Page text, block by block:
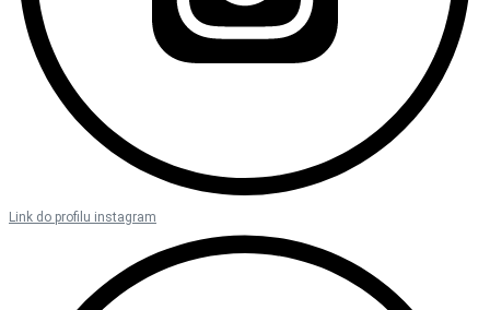
Link do profilu instagram